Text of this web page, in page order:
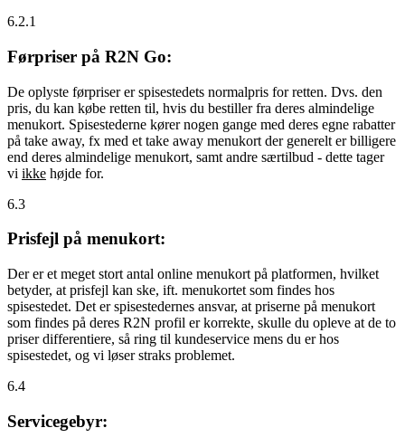
6.2.1
Førpriser på R2N Go:
De oplyste førpriser er spisestedets normalpris for retten. Dvs. den
pris, du kan købe retten til, hvis du bestiller fra deres almindelige
menukort. Spisestederne kører nogen gange med deres egne rabatter
på take away, fx med et take away menukort der generelt er billigere
end deres almindelige menukort, samt andre særtilbud - dette tager
vi ikke højde for.
6.3
Prisfejl på menukort:
Der er et meget stort antal online menukort på platformen, hvilket
betyder, at prisfejl kan ske, ift. menukortet som findes hos
spisestedet. Det er spisestedernes ansvar, at priserne på menukort
som findes på deres R2N profil er korrekte, skulle du opleve at de to
priser differentiere, så ring til kundeservice mens du er hos
spisestedet, og vi løser straks problemet.
6.4
Servicegebyr: